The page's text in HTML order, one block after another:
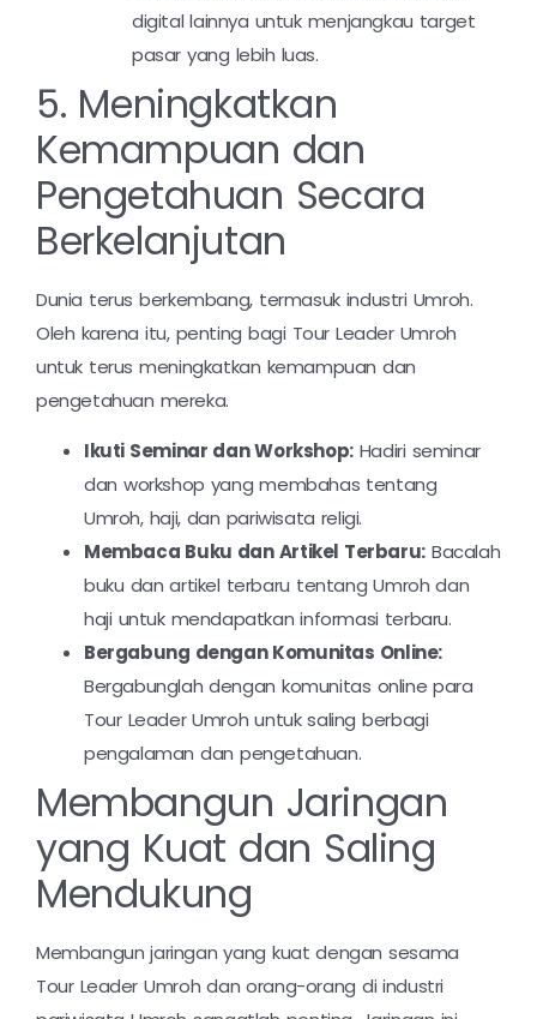
digital lainnya untuk menjangkau target
pasar yang lebih luas.
5. Meningkatkan
Kemampuan dan
Pengetahuan Secara
Berkelanjutan
Dunia terus berkembang, termasuk industri Umroh.
Oleh karena itu, penting bagi Tour Leader Umroh
untuk terus meningkatkan kemampuan dan
pengetahuan mereka.
Ikuti Seminar dan Workshop:Hadiri seminar
dan workshop yang membahas tentang
Umroh, haji, dan pariwisata religi.
Membaca Buku dan Artikel Terbaru:Bacalah
buku dan artikel terbaru tentang Umroh dan
haji untuk mendapatkan informasi terbaru.
Bergabung dengan Komunitas Online:
Bergabunglah dengan komunitas online para
Tour Leader Umroh untuk saling berbagi
pengalaman dan pengetahuan.
Membangun Jaringan
yang Kuat dan Saling
Mendukung
Membangun jaringan yang kuat dengan sesama
Tour Leader Umroh dan orang-orang di industri